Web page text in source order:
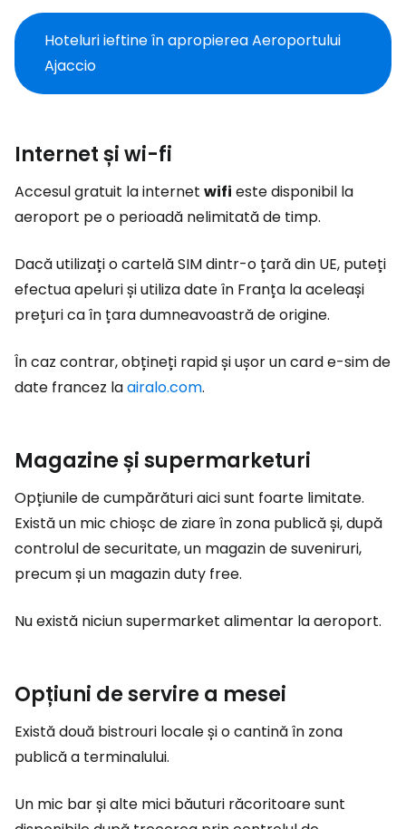
Hoteluri ieftine în apropierea Aeroportului
Ajaccio
Internet și wi-fi
Accesul gratuit la internet wifi este disponibil la
aeroport pe o perioadă nelimitată de timp.
Dacă utilizați o cartelă SIM dintr-o țară din UE, puteți
efectua apeluri și utiliza date în Franța la aceleași
prețuri ca în țara dumneavoastră de origine.
În caz contrar, obțineți rapid și ușor un card e-sim de
date francez laairalo.com.
Magazine și supermarketuri
Opțiunile de cumpărături aici sunt foarte limitate.
Există un mic chioșc de ziare în zona publică și, după
controlul de securitate, un magazin de suveniruri,
precum și un magazinduty free.
Nu există niciun supermarket alimentar la aeroport.
Opțiuni de servire a mesei
Există două bistrouri locale și o cantină în zona
publică a terminalului.
Un mic bar și alte mici băuturi răcoritoare sunt